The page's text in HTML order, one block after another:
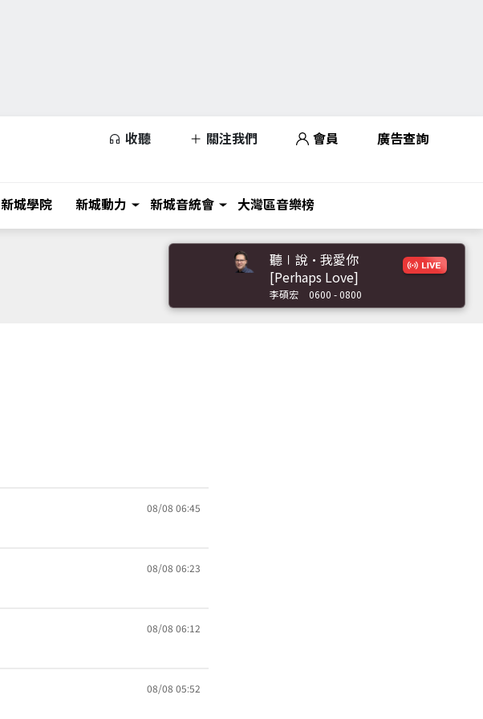
收聽 關注我們 會員 廣告查詢
新城學院 新城動力 新城音統會 大灣區音樂榜
聽∣說•我愛你
[Perhaps Love]
李碩宏 0600 - 0800
08/08 06:45
08/08 06:23
08/08 06:12
08/08 05:52